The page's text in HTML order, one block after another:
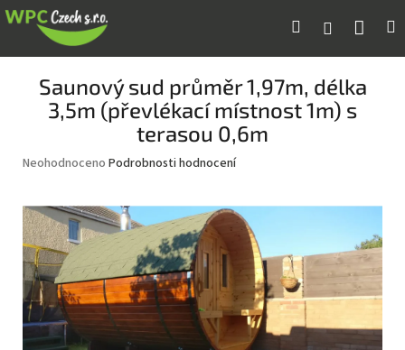
Přejít
na
Hledat Přihlášení
Saunový sud průměr 1,97m, délka
3,5m (převlékací místnost 1m) s
terasou 0,6m
Průměrné
je
0,0
z
hvězdiček.
Neohodnoceno Podrobnosti hodnocení